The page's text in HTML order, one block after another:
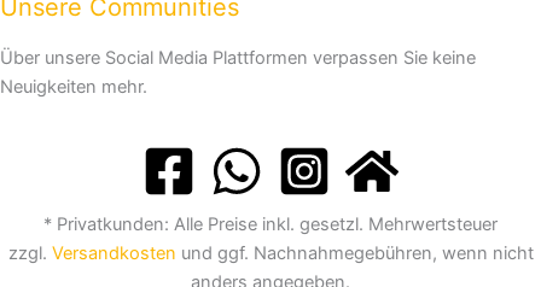
Unsere Communities
Über unsere Social Media Plattformen verpassen Sie keine
Neuigkeiten mehr.
* Privatkunden: Alle Preise inkl. gesetzl. Mehrwertsteuer
zzgl. Versandkosten und ggf. Nachnahmegebühren, wenn nicht
anders angegeben.